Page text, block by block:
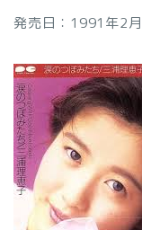
発売日：1991年2